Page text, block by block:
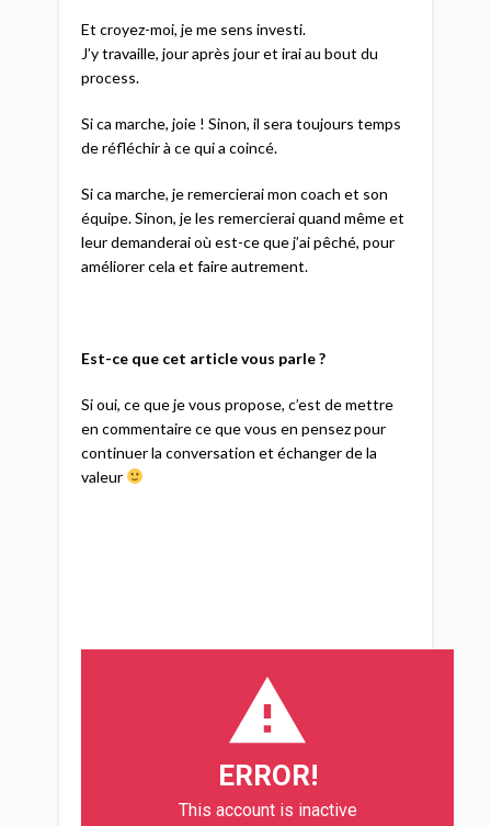
Et croyez-moi, je me sens investi.
J’y travaille, jour après jour et irai au bout du
process.
Si ca marche, joie ! Sinon, il sera toujours temps
de réfléchir à ce qui a coincé.
Si ca marche, je remercierai mon coach et son
équipe. Sinon, je les remercierai quand même et
leur demanderai où est-ce que j’ai pêché, pour
améliorer cela et faire autrement.
Est-ce que cet article vous parle ?
Si oui, ce que je vous propose, c’est de mettre
en commentaire ce que vous en pensez pour
continuer la conversation et échanger de la
valeur
ERROR!
This account is inactive